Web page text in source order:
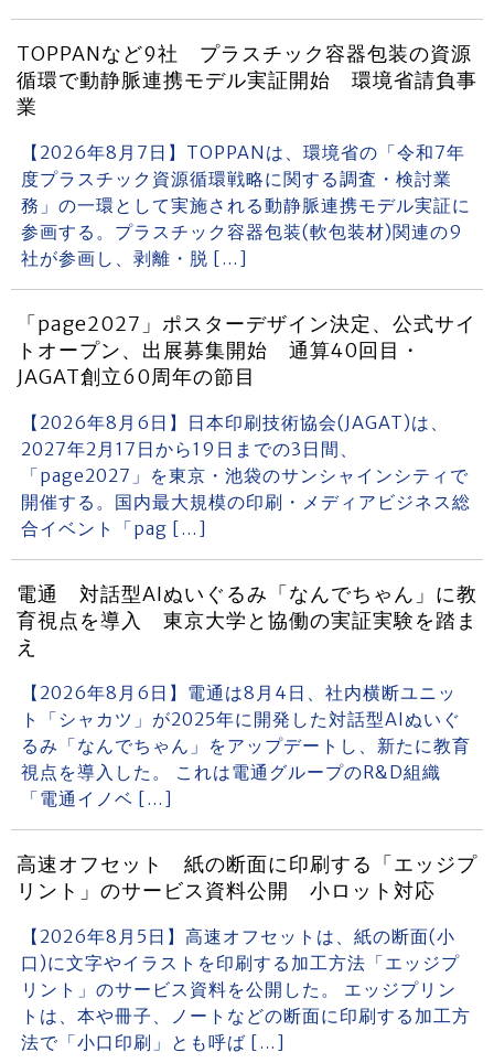
TOPPANなど9社 プラスチック容器包装の資源
循環で動静脈連携モデル実証開始 環境省請負事
業
【2026年8月7日】TOPPANは、環境省の「令和7年
度プラスチック資源循環戦略に関する調査・検討業
務」の一環として実施される動静脈連携モデル実証に
参画する。プラスチック容器包装(軟包装材)関連の9
社が参画し、剥離・脱 […]
「page2027」ポスターデザイン決定、公式サイ
トオープン、出展募集開始 通算40回目・
JAGAT創立60周年の節目
【2026年8月6日】日本印刷技術協会(JAGAT)は、
2027年2月17日から19日までの3日間、
「page2027」を東京・池袋のサンシャインシティで
開催する。国内最大規模の印刷・メディアビジネス総
合イベント「pag […]
電通 対話型AIぬいぐるみ「なんでちゃん」に教
育視点を導入 東京大学と協働の実証実験を踏ま
え
【2026年8月6日】電通は8月4日、社内横断ユニッ
ト「シャカツ」が2025年に開発した対話型AIぬいぐ
るみ「なんでちゃん」をアップデートし、新たに教育
視点を導入した。 これは電通グループのR&D組織
「電通イノベ […]
高速オフセット 紙の断面に印刷する「エッジプ
リント」のサービス資料公開 小ロット対応
【2026年8月5日】高速オフセットは、紙の断面(小
口)に文字やイラストを印刷する加工方法「エッジプ
リント」のサービス資料を公開した。 エッジプリン
トは、本や冊子、ノートなどの断面に印刷する加工方
法で「小口印刷」とも呼ば […]